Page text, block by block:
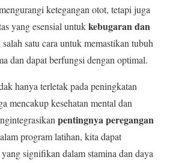
ketegangan otot, tetapi juga
yang esensial untukkebugaran dan
satu cara untuk memastikan tubuh
dan dapat berfungsi dengan optimal.
hanya terletak pada peningkatan
mencakup kesehatan mental dan
pentingnya peregangan
program latihan, kita dapat
signifikan dalam stamina dan daya